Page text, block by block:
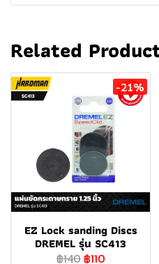
Related
-21%
EZ Lock sanding Discs
DREMEL รุ่น SC413
฿140 ฿110